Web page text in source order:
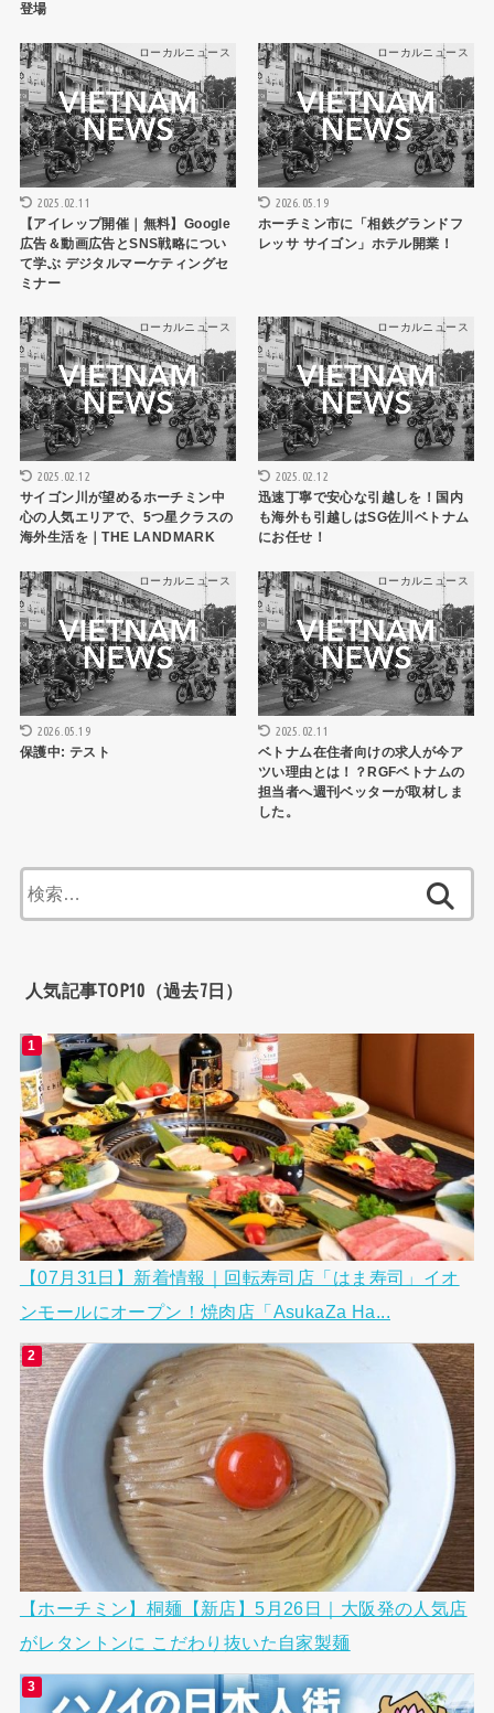
登場
ローカルニュース
2025.02.11
【アイレップ開催｜無料】Google
広告＆動画広告とSNS戦略につい
て学ぶ デジタルマーケティングセ
ミナー
ローカルニュース
2026.05.19
ホーチミン市に「相鉄グランドフ
レッサ サイゴン」ホテル開業！
ローカルニュース
2025.02.12
サイゴン川が望めるホーチミン中
心の人気エリアで、5つ星クラスの
海外生活を｜THE LANDMARK
ローカルニュース
2025.02.12
迅速丁寧で安心な引越しを！国内
も海外も引越しはSG佐川ベトナム
にお任せ！
ローカルニュース
2026.05.19
保護中: テスト
ローカルニュース
2025.02.11
ベトナム在住者向けの求人が今ア
ツい理由とは！？RGFベトナムの
担当者へ週刊ベッターが取材しま
した。
索:
人気記事TOP10（過去7日）
【07月31日】新着情報｜回転寿司店「はま寿司」イオ
ンモールにオープン！焼肉店「AsukaZa Ha...
【ホーチミン】桐麺【新店】5月26日｜大阪発の人気店
がレタントンに こだわり抜いた自家製麺